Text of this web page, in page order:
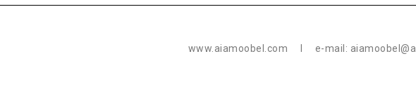
www.aiamoobel.com Ι e-mail: